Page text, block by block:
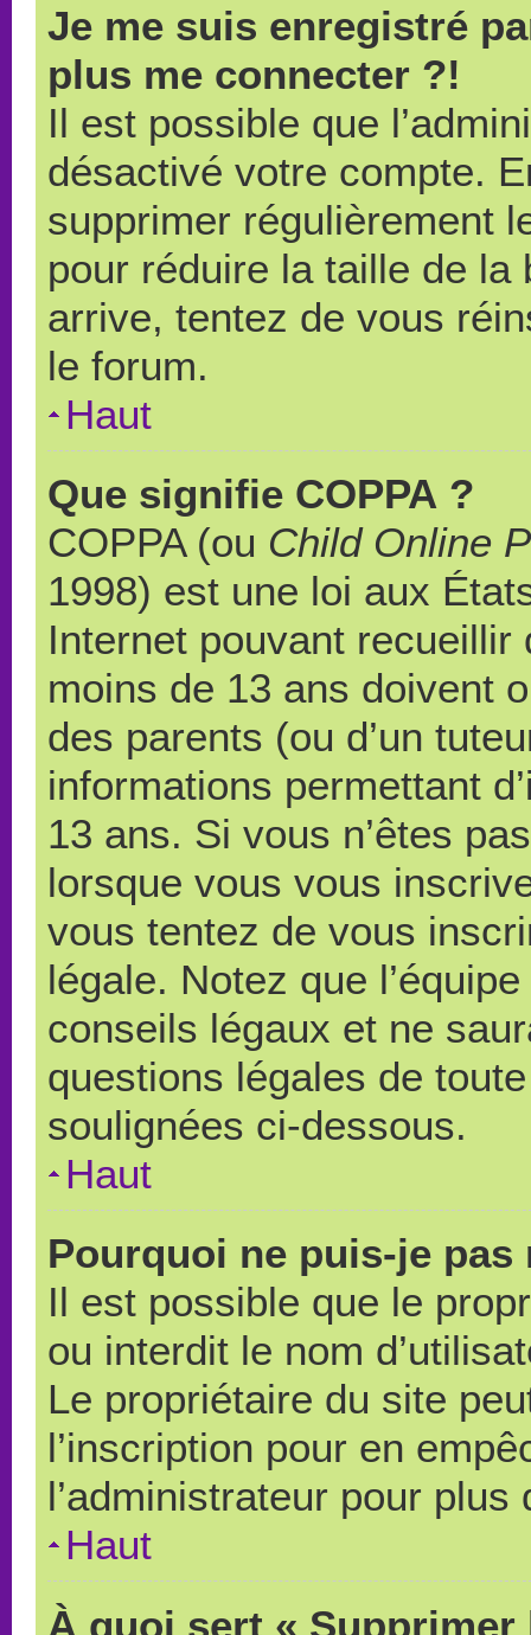
Je me suis enregistré
plus me connecter ?!
Il est possible que
désactivé votre compte.
supprimer régulièrement
pour réduire la taille de
arrive, tentez de vous
le forum.
Haut
Que signifie COPPA ?
COPPA (ou Child Online
1998) est une loi aux
Internet pouvant
moins de 13 ans doivent
des parents (ou d’un
informations permettant
13 ans. Si vous n’êtes
lorsque vous vous
vous tentez de vous
légale. Notez que
conseils légaux et ne
questions légales de
soulignées ci-dessous.
Haut
Pourquoi ne puis-je pas
Il est possible que le
ou interdit le nom
Le propriétaire du site
l’inscription pour en
l’administrateur pour
Haut
À quoi sert «